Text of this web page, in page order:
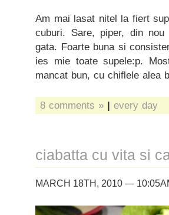
Am mai lasat nitel la fiert
cuburi. Sare, piper, din
gata. Foarte buna si
ies mie toate supele:p.
mancat bun, cu chiflele alea
8 comments » | every day
ciabatta cu vita si
MARCH 18TH, 2010 —